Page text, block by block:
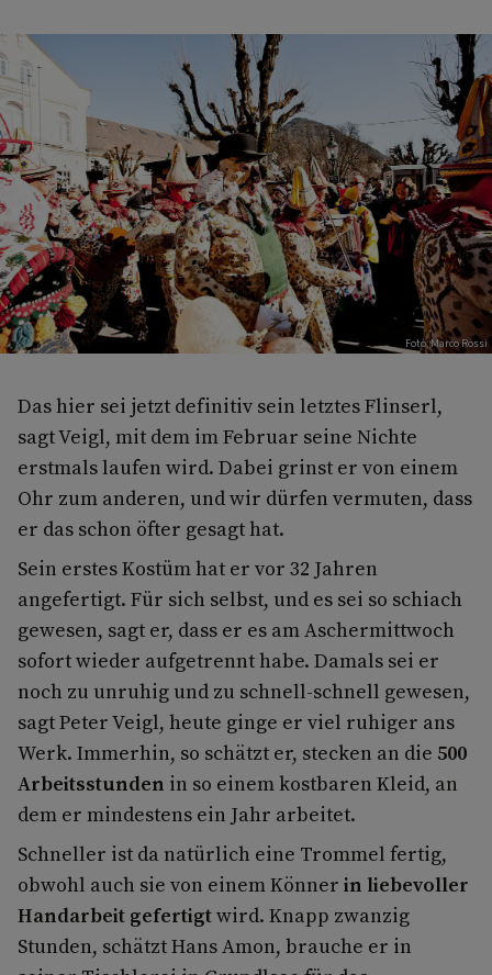
Foto: Marco Rossi
Das hier sei jetzt definitiv sein letztes Flinserl,
sagt Veigl, mit dem im Februar seine Nichte
erstmals laufen wird. Dabei grinst er von einem
Ohr zum anderen, und wir dürfen vermuten, dass
er das schon öfter gesagt hat.
Sein erstes Kostüm hat er vor 32 Jahren
angefertigt. Für sich selbst, und es sei so schiach
gewesen, sagt er, dass er es am Aschermittwoch
sofort wieder aufgetrennt habe. Damals sei er
noch zu unruhig und zu schnell-schnell gewesen,
sagt Peter Veigl, heute ginge er viel ruhiger ans
Werk. Immerhin, so schätzt er, stecken an die 500
Arbeitsstunden in so einem kostbaren Kleid, an
dem er mindestens ein Jahr arbeitet.
Schneller ist da natürlich eine Trommel fertig,
obwohl auch sie von einem Könner in liebevoller
Handarbeit gefertigtwird. Knapp zwanzig
Stunden, schätzt Hans Amon, brauche er in